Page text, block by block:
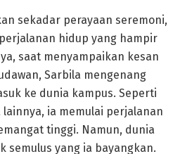
sekadar perayaan seremoni,
hidup yang hampir
saat menyampaikan kesan
Sarbila mengenang
ke dunia kampus. Seperti
lainnya, ia memulai perjalanan
tinggi. Namun, dunia
semulus yang ia bayangkan.